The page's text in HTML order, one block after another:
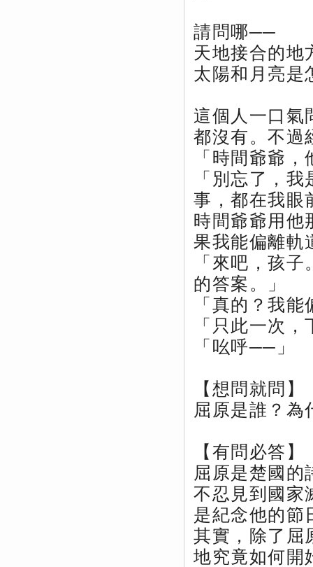
請問哪──
天地接合的地
太陽和月亮是
這個人一口氣
都沒有。不過
「時間爺爺
「別忘了，
事，都在我眼
時間爺爺用他
果我能偏離軌
「來吧，孩
的答案。」
「真的？我
「只此一次
「吆呼──」
【想問就問】
屈原是誰？為
【有問必答】
屈原是楚國的
不忍見到國家
是紀念他的節
其實，除了屈
地究竟如何